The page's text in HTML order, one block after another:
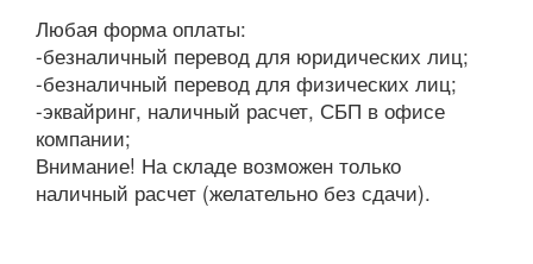
Любая форма оплаты:
-безналичный перевод для юридических лиц;
-безналичный перевод для физических лиц;
-эквайринг, наличный расчет, СБП в офисе
компании;
Внимание! На складе возможен только
наличный расчет (желательно без сдачи).